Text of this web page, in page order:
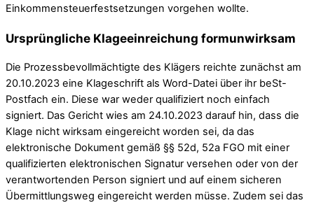
Einkommensteuerfestsetzungen vorgehen wollte.
Ursprüngliche Klageeinreichung formunwirksam
Die Prozessbevollmächtigte des Klägers reichte zunächst am
20.10.2023 eine Klageschrift als Word-Datei über ihr beSt-
Postfach ein. Diese war weder qualifiziert noch einfach
signiert. Das Gericht wies am 24.10.2023 darauf hin, dass die
Klage nicht wirksam eingereicht worden sei, da das
elektronische Dokument gemäß §§ 52d, 52a FGO mit einer
qualifizierten elektronischen Signatur versehen oder von der
verantwortenden Person signiert und auf einem sicheren
Übermittlungsweg eingereicht werden müsse. Zudem sei das